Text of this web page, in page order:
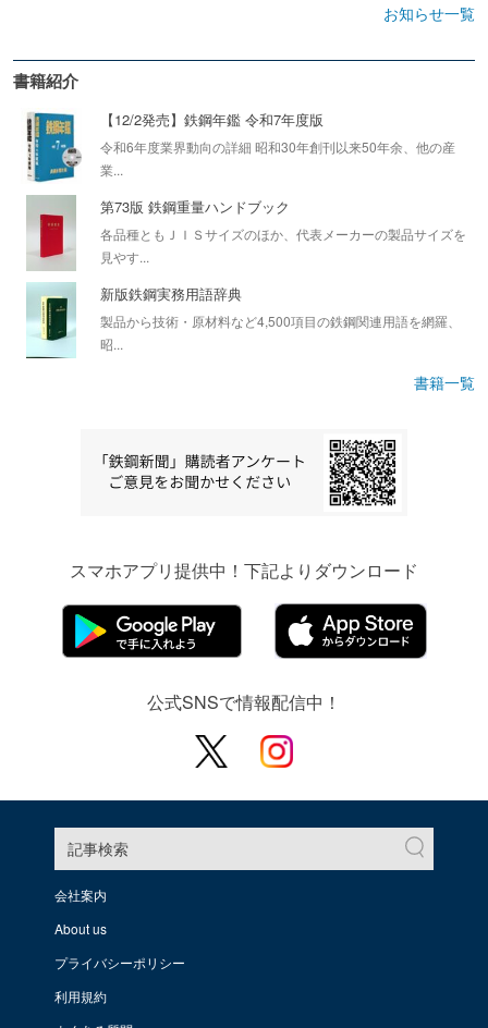
お知らせ一覧
書籍紹介
【12/2発売】鉄鋼年鑑 令和7年度版
令和6年度業界動向の詳細 昭和30年創刊以来50年余、他の産
業...
第73版 鉄鋼重量ハンドブック
各品種ともＪＩＳサイズのほか、代表メーカーの製品サイズを
見やす...
新版鉄鋼実務用語辞典
製品から技術・原材料など4,500項目の鉄鋼関連用語を網羅、
昭...
書籍一覧
スマホアプリ提供中！下記よりダウンロード
公式SNSで情報配信中！
記事検索
会社案内
About us
プライバシーポリシー
利用規約